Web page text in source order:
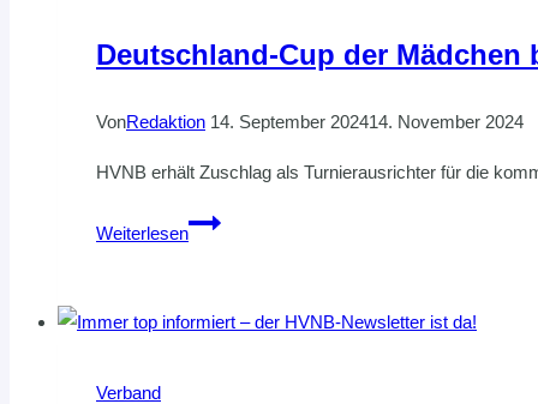
Deutschland-Cup der Mädchen
VonRedaktion 14. September 202414. November 2024
HVNB erhält Zuschlag als Turnierausrichter für die
Weiterlesen
Deutschland-
Mädchen
Verband